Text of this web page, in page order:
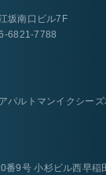
坂南口ビル7F
6821-7788
パルトマンイクシー
番9号 小杉ビル西早稲